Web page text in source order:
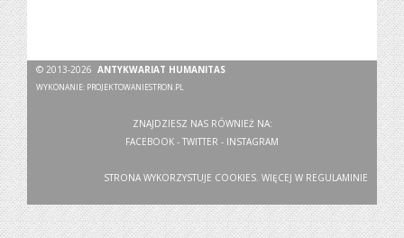
© 2013-2026ANTYKWARIAT HUMANITAS
WYKONANIE: PROJEKTOWANIESTRON.PL
ZNAJDZIESZ NAS RÓWNIEŻ NA:
FACEBOOK - TWITTER - INSTAGRAM
STRONA WYKORZYSTUJE COOKIES. WIĘCEJ W REGULAMINIE